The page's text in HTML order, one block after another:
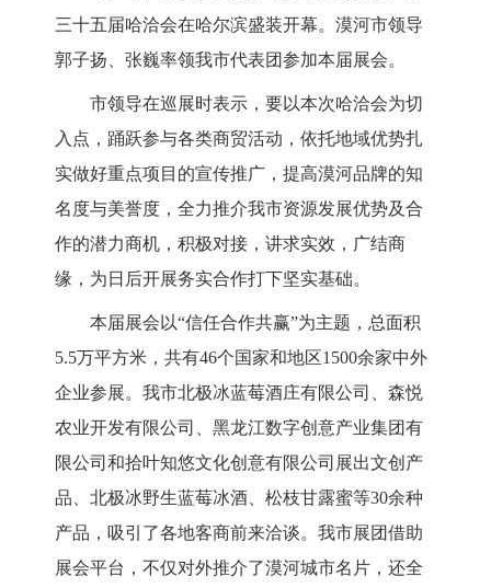
三十五届哈洽会在哈尔滨盛装开幕。漠河市领导
郭子扬、张巍率领我市代表团参加本届展会。
市领导在巡展时表示，要以本次哈洽会为切
入点，踊跃参与各类商贸活动，依托地域优势扎
实做好重点项目的宣传推广，提高漠河品牌的知
名度与美誉度，全力推介我市资源发展优势及合
作的潜力商机，积极对接，讲求实效，广结商
缘，为日后开展务实合作打下坚实基础。
本届展会以“信任合作共赢”为主题，总面积
5.5万平方米，共有46个国家和地区1500余家中外
企业参展。我市北极冰蓝莓酒庄有限公司、森悦
农业开发有限公司、黑龙江数字创意产业集团有
限公司和拾叶知悠文化创意有限公司展出文创产
品、北极冰野生蓝莓冰酒、松枝甘露蜜等30余种
产品，吸引了各地客商前来洽谈。我市展团借助
展会平台，不仅对外推介了漠河城市名片，还全